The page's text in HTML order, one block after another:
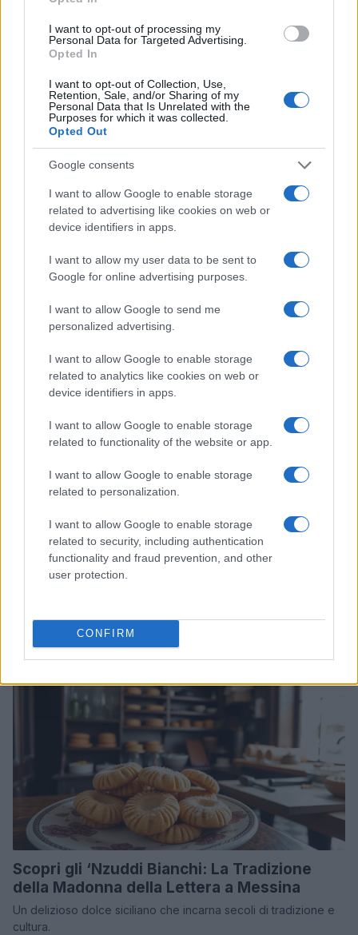
I want to opt-out of processing my
Personal Data for Targeted Advertising.
Opted In
I want to opt-out of Collection, Use,
Retention, Sale, and/or Sharing of my
Personal Data that Is Unrelated with the
Purposes for which it was collected.
Opted Out
Google consents
I want to allow Google to enable storage
related to advertising like cookies on web or
device identifiers in apps.
I want to allow my user data to be sent to
Google for online advertising purposes.
I want to allow Google to send me
personalized advertising.
I want to allow Google to enable storage
related to analytics like cookies on web or
device identifiers in apps.
I want to allow Google to enable storage
related to functionality of the website or app.
I want to allow Google to enable storage
related to personalization.
I want to allow Google to enable storage
related to security, including authentication
functionality and fraud prevention, and other
user protection.
CONFIRM
Guida Completa per Visitare l’Isola del
Giglio in un Giorno: I Migliori Consigli e
Un'escursione sull'isola del Giglio ti permetterà di esplorare
straordinarie bellezze naturali e tesori storici in una sola
FUORI PORTA
Le 15 imperdibili destinazioni in Asia da
visitare almeno una volta
imperdibili da visitare in questo continente…
Scopri gli ‘Nzuddi Bianchi: La Tradizione
della Madonna della Lettera a Messina
Un delizioso dolce siciliano che incarna secoli di tradizione e
cultura.